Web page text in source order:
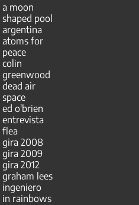
a moon
shaped pool
argentina
atoms for
peace
colin
greenwood
dead air
space
ed o'brien
entrevista
flea
gira 2008
gira 2009
gira 2012
graham lees
ingeniero
in rainbows